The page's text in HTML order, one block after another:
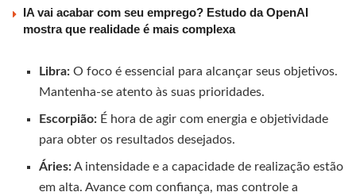
IA vai acabar com seu emprego? Estudo da OpenAI
mostra que realidade é mais complexa
Libra: O foco é essencial para alcançar seus objetivos.
Mantenha-se atento às suas prioridades.
Escorpião: É hora de agir com energia e objetividade
para obter os resultados desejados.
Áries:A intensidade e a capacidade de realização estão
em alta. Avance com confiança, mas controle a